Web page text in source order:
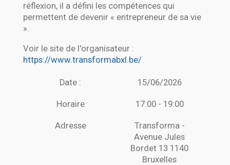
réflexion, il a défini les compétences qui
permettent de devenir « entrepreneur de sa vie
».
Voir le site de l'organisateur :
https://www.transformabxl.be/
Date : 15/06/2026
Horaire 17:00 - 19:00
Adresse
Transforma -
Avenue Jules
Bordet 13 1140
Bruxelles